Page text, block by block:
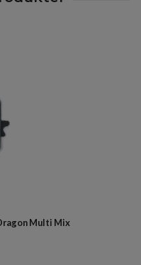
Multi Mix